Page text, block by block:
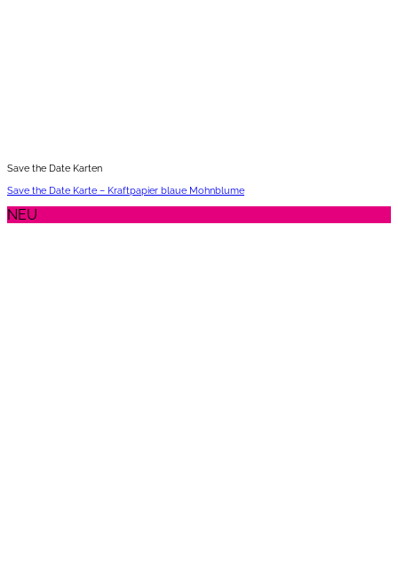
Save the Date Karten
Save the Date Karte – Kraftpapier blaue Mohnblume
NEU